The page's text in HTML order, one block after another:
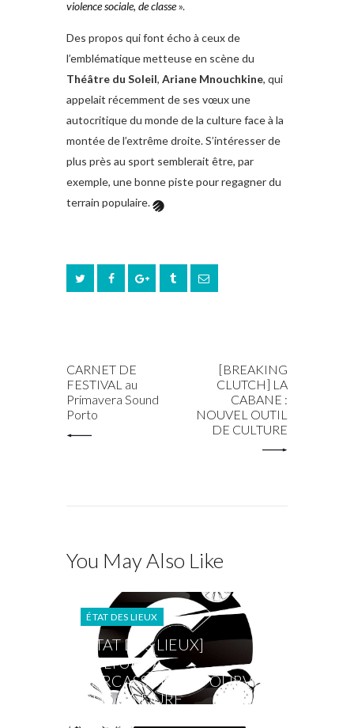
violence sociale, de classe».
Des propos qui font écho à ceux de
l’emblématique metteuse en scène du
Théâtre du Soleil, Ariane Mnouchkine, qui
appelait récemment de ses vœux une
autocritique du monde de la culture face à la
montée de l’extrême droite. S’intéresser de
plus près au sport semblerait être, par
exemple, une bonne piste pour regagner du
terrain populaire.
CARNET DE
FESTIVAL au
Primavera Sound
Porto
[BREAKING
CLUTCH] LA
CABANE :
NOUVEL OUTIL
DE CULTURE
You May Also Like
ÉTAT DES LIEUX
[ÉTAT DES LIEUX]
CULTURE À
CARCASSONNE, POURVU
QUE ÇA DURE